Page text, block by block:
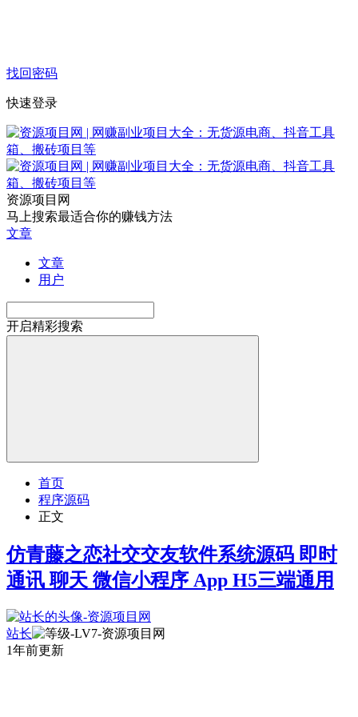
找回密码
快速登录
资源项目网
马上搜索最适合你的赚钱方法
文章
文章
用户
开启精彩搜索
首页
程序源码
正文
仿青藤之恋社交交友软件系统源码 即时
通讯 聊天 微信小程序 App H5三端通用
站长
1年前更新